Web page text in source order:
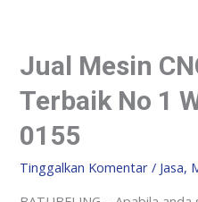
Jual Mesin
Terbaik No 1
0155
Tinggalkan Komentar / Jasa,